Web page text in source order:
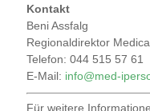
Kontakt
Beni Assfalg
Regionaldirektor
Telefon: 044 515 57 61
E-Mail: info@med-
Für weitere